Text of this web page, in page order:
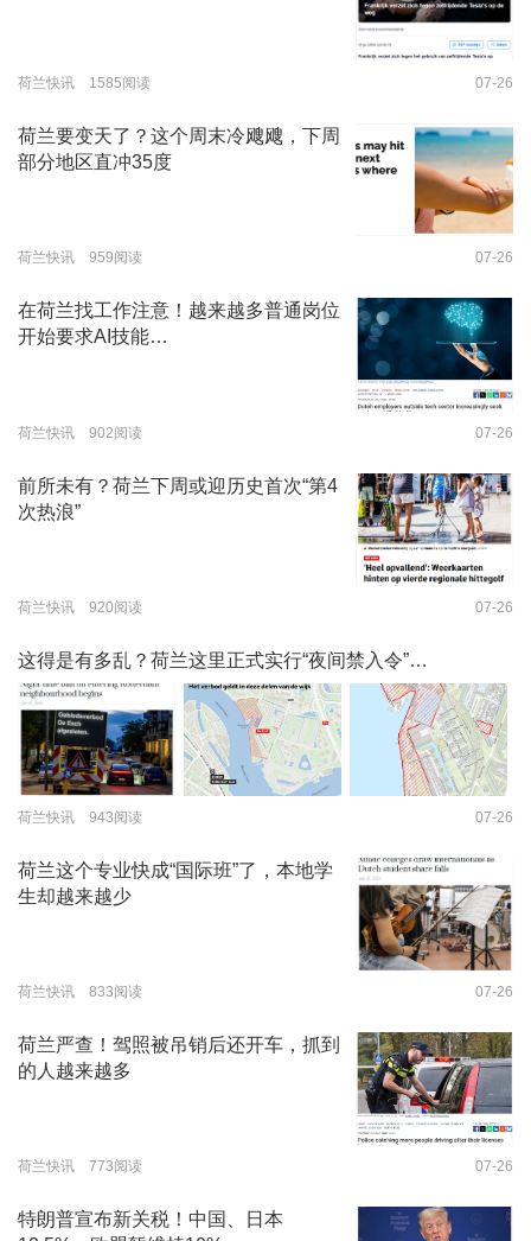
荷兰快讯 1585阅读 07-26
荷兰要变天了？这个周末冷飕飕，下周
部分地区直冲35度
荷兰快讯 959阅读 07-26
在荷兰找工作注意！越来越多普通岗位
开始要求AI技能…
荷兰快讯 902阅读 07-26
前所未有？荷兰下周或迎历史首次“第4
次热浪”
荷兰快讯 920阅读 07-26
这得是有多乱？荷兰这里正式实行“夜间禁入令”…
荷兰快讯 943阅读 07-26
荷兰这个专业快成“国际班”了，本地学
生却越来越少
荷兰快讯 833阅读 07-26
荷兰严查！驾照被吊销后还开车，抓到
的人越来越多
荷兰快讯 773阅读 07-26
特朗普宣布新关税！中国、日本